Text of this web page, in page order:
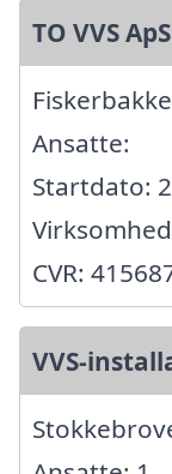
TO VVS ApS
Ansatte:
Startdato:
CVR:
VVS-